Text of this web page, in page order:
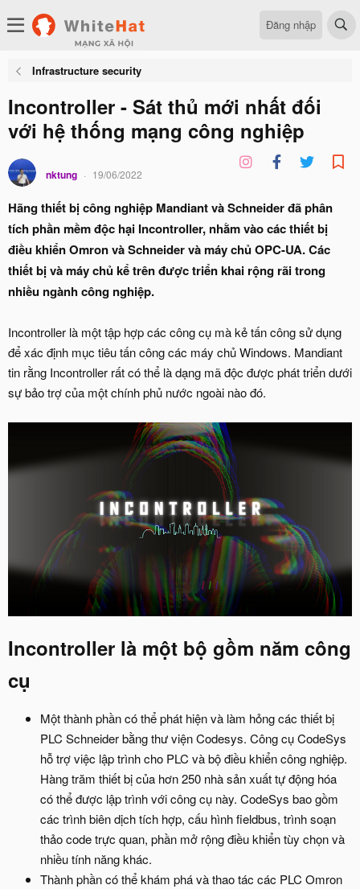
Đăng nhập
Infrastructure security
Incontroller - Sát thủ mới nhất đối
với hệ thống mạng công nghiệp
nktung 19/06/2022
Hãng thiết bị công nghiệp Mandiant và Schneider đã phân
tích phần mềm độc hại Incontroller, nhằm vào các thiết bị
điều khiển Omron và Schneider và máy chủ OPC-UA. Các
thiết bị và máy chủ kể trên được triển khai rộng rãi trong
nhiều ngành công nghiệp.
Incontroller là một tập hợp các công cụ mà kẻ tấn công sử dụng
để xác định mục tiêu tấn công các máy chủ Windows. Mandiant
tin rằng Incontroller rất có thể là dạng mã độc được phát triển dưới
sự bảo trợ của một chính phủ nước ngoài nào đó.
Incontroller là một bộ gồm năm công
cụ​
Một thành phần có thể phát hiện và làm hỏng các thiết bị
PLC Schneider bằng thư viện Codesys. Công cụ CodeSys
hỗ trợ việc lập trình cho PLC và bộ điều khiển công nghiệp.
Hàng trăm thiết bị của hơn 250 nhà sản xuất tự động hóa
có thể được lập trình với công cụ này. CodeSys bao gồm
các trình biên dịch tích hợp, cấu hình fieldbus, trình soạn
thảo code trực quan, phần mở rộng điều khiển tùy chọn và
nhiều tính năng khác.
Thành phần có thể khám phá và thao tác các PLC Omron